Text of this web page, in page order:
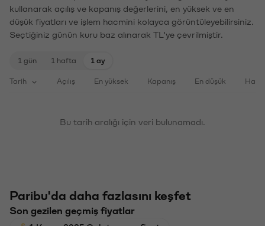
kullanarak açılış ve kapanış değerlerini, en yüksek ve en
düşük fiyatları ve işlem hacmini kolayca görüntüleyebilirsiniz.
Seçtiğiniz günün kuru baz alınarak TL'ye çevrilmiştir.
1 gün 1 hafta 1 ay
Tarih Açılış En yüksek Kapanış En düşük
Bu tarih aralığı için veri bulunamadı.
Paribu'da daha fazlasını keşfet
Son gezilen geçmiş fiyatlar